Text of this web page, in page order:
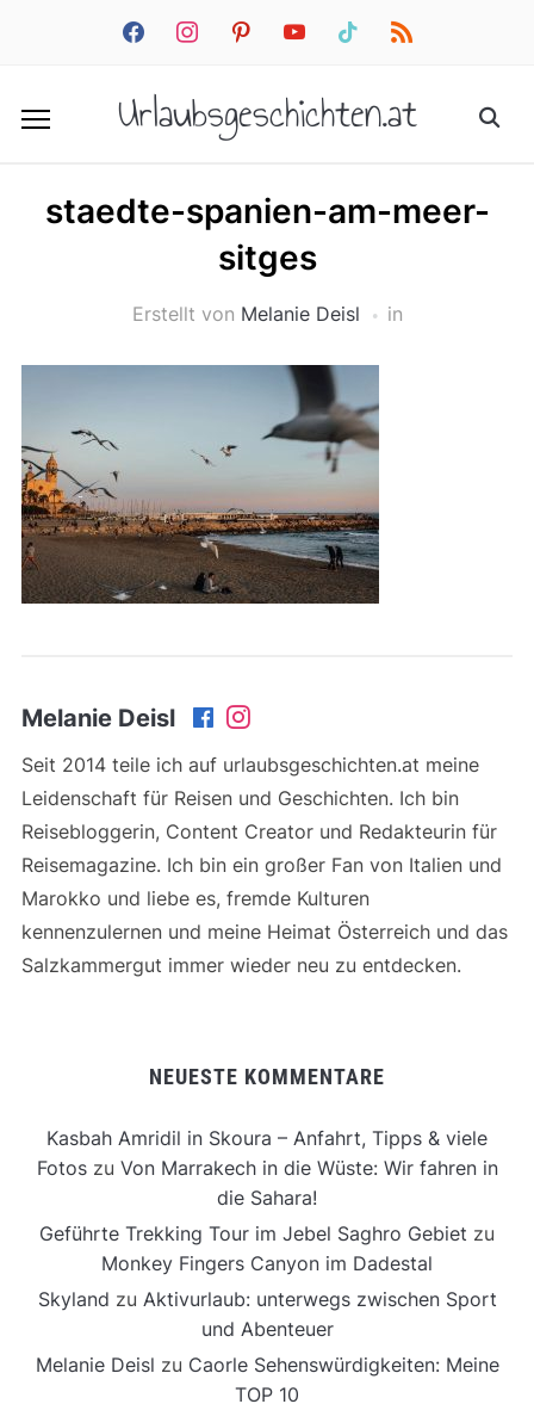
facebookinstagrampinterestyoutube tiktok rss
Urlaubsgeschichten.at
staedte-spanien-am-meer-
sitges
Erstellt von Melanie Deisl in
Melanie Deisl
Seit 2014 teile ich auf urlaubsgeschichten.at meine
Leidenschaft für Reisen und Geschichten. Ich bin
Reisebloggerin, Content Creator und Redakteurin für
Reisemagazine. Ich bin ein großer Fan von Italien und
Marokko und liebe es, fremde Kulturen
kennenzulernen und meine Heimat Österreich und das
Salzkammergut immer wieder neu zu entdecken.
NEUESTE KOMMENTARE
Kasbah Amridil in Skoura – Anfahrt, Tipps & viele
Fotoszu Von Marrakech in die Wüste: Wir fahren in
die Sahara!
Geführte Trekking Tour im Jebel Saghro Gebiet zu
Monkey Fingers Canyon im Dadestal
Skyland zu Aktivurlaub: unterwegs zwischen Sport
und Abenteuer
Melanie Deisl zu Caorle Sehenswürdigkeiten: Meine
TOP 10